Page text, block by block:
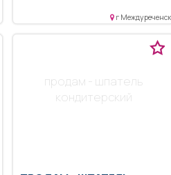
г Междуреченск
продам - шпатель
кондитерский